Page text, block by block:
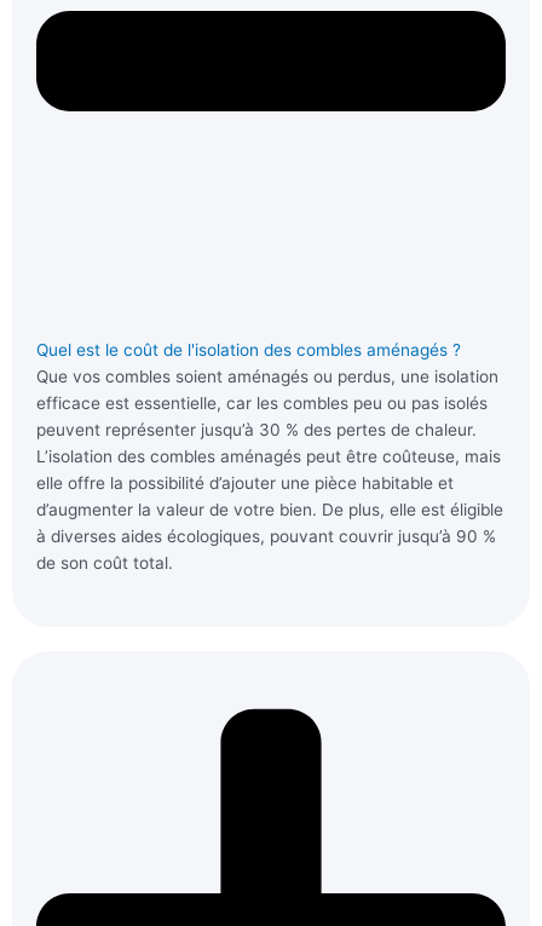
Quel est le coût de l'isolation des combles aménagés ?
Que vos combles soient aménagés ou perdus, une isolation
efficace est essentielle, car les combles peu ou pas isolés
peuvent représenter jusqu’à 30 % des pertes de chaleur.
L’isolation des combles aménagés peut être coûteuse, mais
elle offre la possibilité d’ajouter une pièce habitable et
d’augmenter la valeur de votre bien. De plus, elle est éligible
à diverses aides écologiques, pouvant couvrir jusqu’à 90 %
de son coût total.